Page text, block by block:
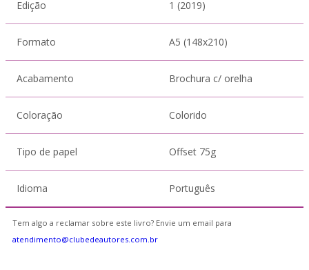
Edição 1 (2019)
Formato A5 (148x210)
Acabamento Brochura c/ orelha
Coloração Colorido
Tipo de papel Offset 75g
Idioma Português
Tem algo a reclamar sobre este livro? Envie um email para
atendimento@clubedeautores.com.br